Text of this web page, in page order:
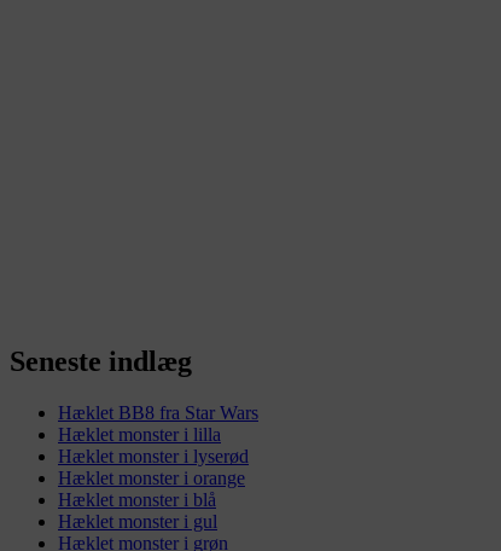
Seneste indlæg
Hæklet BB8 fra Star Wars
Hæklet monster i lilla
Hæklet monster i lyserød
Hæklet monster i orange
Hæklet monster i blå
Hæklet monster i gul
Hæklet monster i grøn